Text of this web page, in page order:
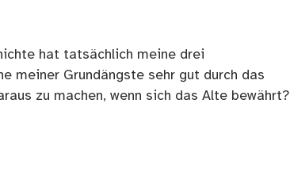
hat tatsächlich meine drei
meiner Grundängste sehr gut durch das
zu machen, wenn sich das Alte bewährt?